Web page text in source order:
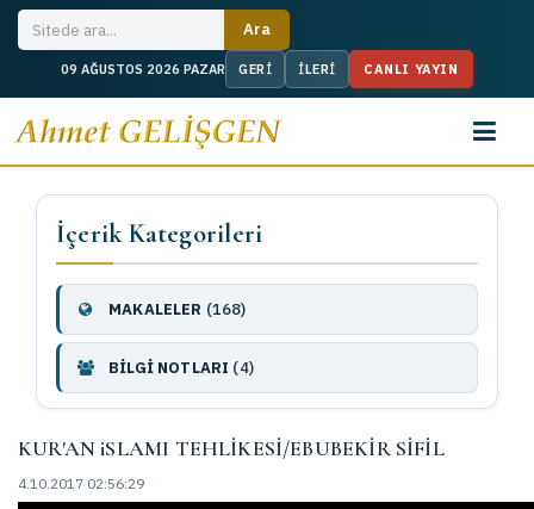
09 AĞUSTOS 2026 PAZAR CANLI YAYIN
İçerik Kategorileri
MAKALELER (168)
BİLGİ NOTLARI (4)
KUR'AN iSLAMI TEHLİKESİ/EBUBEKİR SİFİL
4.10.2017 02:56:29